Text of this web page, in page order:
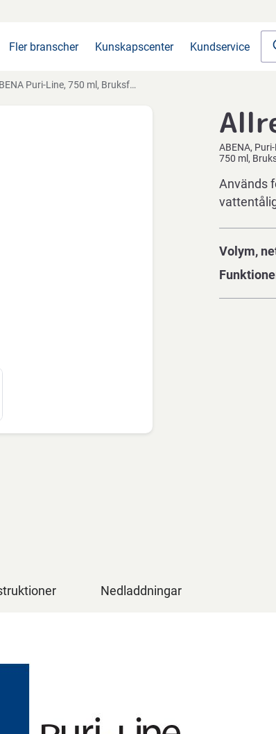
Fler branscher Kunskapscenter Kundservice
Puri-Line, 750 ml, Bruksfärdig, utan färgämnen och parfym
ABENA
750 ml,
Används
Volym,
Nedladdningar